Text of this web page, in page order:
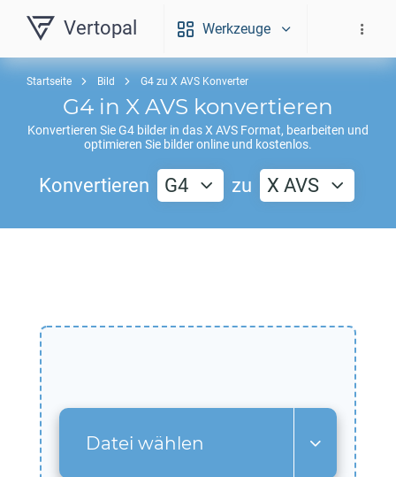
Vertopal Werkzeuge
Startseite Bild G4 zu X AVS Konverter
G4 in X AVS konvertieren
Konvertieren SieG4 bilder in dasX AVS Format, bearbeiten und
optimieren Sie bilder online und kostenlos.
Konvertieren G4 zu X AVS
Datei wählen